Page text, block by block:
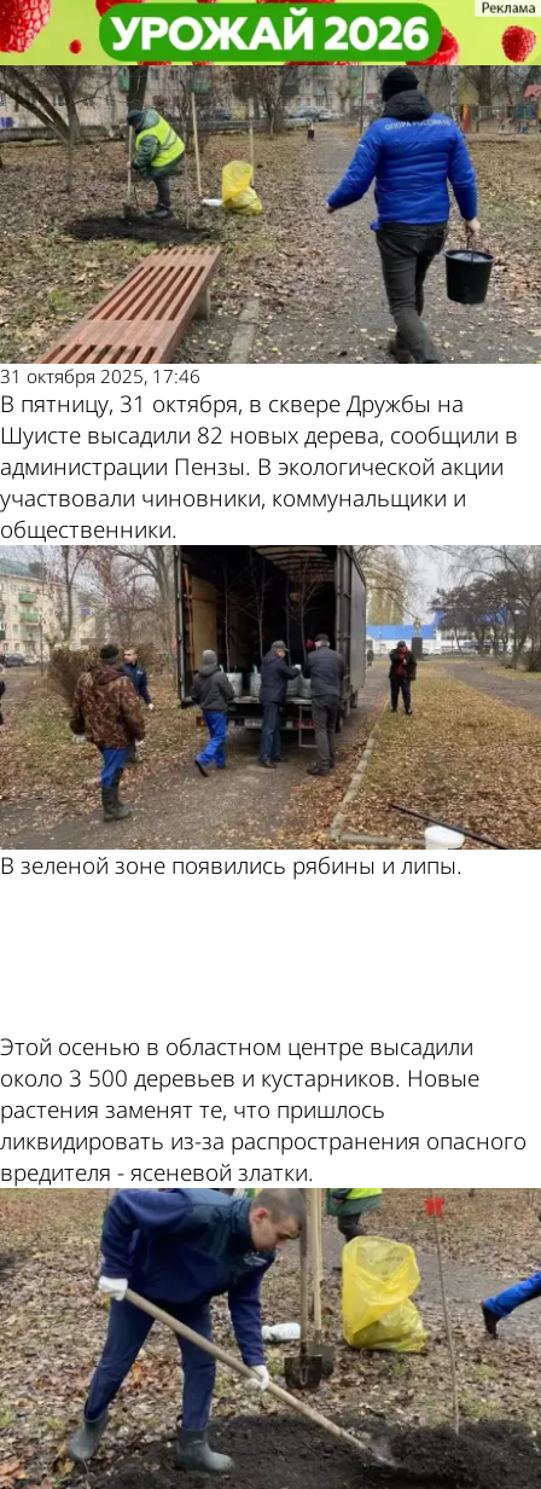
В сквере Дружбы на Шуисте
высадили новые деревья
Общество
31 октября 2025, 17:46
В пятницу, 31 октября, в сквере Дружбы на
Шуисте высадили 82 новых дерева, сообщили в
администрации Пензы. В экологической акции
участвовали чиновники, коммунальщики и
общественники.
В зеленой зоне появились рябины и липы.
Этой осенью в областном центре высадили
около 3 500 деревьев и кустарников. Новые
растения заменят те, что пришлось
ликвидировать из-за распространения опасного
вредителя - ясеневой златки.
В сквере Дружбы на Шуисте
высадили новые деревья
Общество
Другие
новости по
теме
Погода и
курсы валют в
Пензе